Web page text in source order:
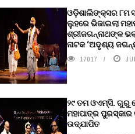
ଓଡ଼ିଶାଲିଙ୍କ୍ସର ୮ମ
ଲୁହରେ ଭିଜାଇଲା
ଶ୍ରୀଜଗନ୍ନାଥଙ୍କ
ନାଟକ ‘ଅଦୃଶ୍ୟ
17017
୨୯ ତମ ଓଏମ୍‌ସି. ଗୁରୁ
ମହାପାତ୍ର
ଉଦ୍‍ଯାପିତ